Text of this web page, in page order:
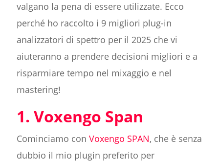
valgano la pena di essere utilizzate. Ecco
perché ho raccolto i 9 migliori plug-in
analizzatori di spettro per il 2025 che vi
aiuteranno a prendere decisioni migliori e a
risparmiare tempo nel mixaggio e nel
mastering!
1. Voxengo Span
Cominciamo con Voxengo SPAN, che è senza
dubbio il mio plugin preferito per